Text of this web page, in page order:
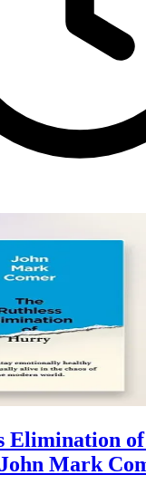
Elimination
Mark